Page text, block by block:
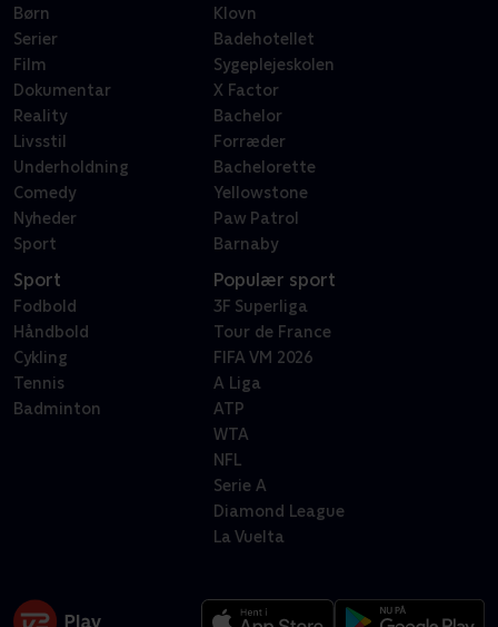
Børn
Serier
Film
Dokumentar
Reality
Livsstil
Underholdning
Comedy
Nyheder
Sport
Klovn
Badehotellet
Sygeplejeskolen
X Factor
Bachelor
Forræder
Bachelorette
Yellowstone
Paw Patrol
Barnaby
Sport
Fodbold
Håndbold
Cykling
Tennis
Badminton
Populær sport
3F Superliga
Tour de France
FIFA VM 2026
A Liga
ATP
WTA
NFL
Serie A
Diamond League
La Vuelta